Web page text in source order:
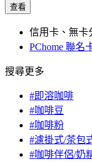
查看
信用卡、無卡
PChome 聯名
搜尋更多
#即溶咖啡
#咖啡豆
#咖啡粉
#濾掛式/茶包
#咖啡伴侶/奶